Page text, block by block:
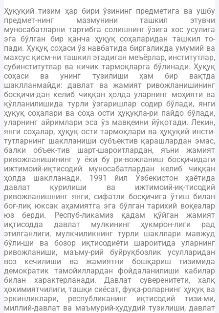
Ҳуқуқий тизим ҳар бири ўзининг предметига ва ушбу
предмет-нинг мазмунини ташкил этувчи
муносабатларни тартибга солишнинг ўзига хос усулига
эга бўлган бир қанча ҳуқуқ соҳаларидан ташкил то-
пади. Ҳуқуқ соҳаси ўз навбатида биргаликда умумий ва
махсус қисм-ни ташкил этадиган меъёрлар, институтлар,
субинститутлар ва кичик тармоқларга бўлинади. Ҳуқуқ
соҳаси ва унинг тузилиши ҳам бир вақтда
шаклланмайди: давлат ва жамият ривожланишининг
босқичи-дан келиб чиққан ҳолда уларнинг моҳияти ва
қўлланилишида турли ўзгаришлар содир бўлади, янги
ҳуқуқ соҳалари ва соҳа ости ҳуқуқла-ри пайдо бўлади,
уларнинг айримлари эса ўз мавқеини йўқотади. Лекин,
янги соҳалар, ҳуқуқ ости тармоқлари ва ҳуқуқий инсти-
тутларнинг шаклланиши субъектив қарашлардан эмас,
балки объек-тив шарт-шароитлардан, яъни жамият
ривожланишининг у ёки бу ри-вожланиш босқичидаги
ижтимоий-иқтисодий муносабатлардан келиб чиққан
ҳолда шаклланади. 1991 йил Ўзбекистон ҳаётида
давлат қурилиши ва ижтимоий-иқ-тисодий
ривожланишнинг янги, сифатли босқичига ўтиш билан
боғ-лиқ юксак аҳамиятга эга бўлган тарихий воқеалар
юз берди. Респуб-ликамиз қадам қўйган жамият
иқтисодда давлат мулкининг ҳукмрон-лиги рад
этилганлиги, мулкчиликнинг турли шакллари мавжуд
бўли-ши ва бозор иқтисодиёти шароитида уларнинг
ривожланиши, маъму-рий буйруқбозлик усулларидан
воз кечилиши ва жамиятни бошқариш тизимида
демократик тамойиллардан фойдаланилиши кабилар
билан характерланади. Давлат суверенитети, халқ
ҳокимиятчилиги, ташқи сиёсат, фуқа-роларнинг ҳуқуқ ва
эркинликлари, республиканинг иқтисодий тизи-ми,
миллий-давлат ва маъмурий-ҳудудий тузилиши, давлат